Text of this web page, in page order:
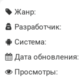
Жанр:
Разработчик:
Система:
Дата обновления:
Просмотры: